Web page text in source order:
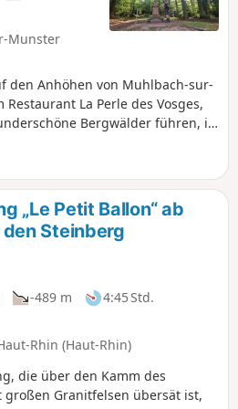
Munster
den Anhöhen von Muhlbach-sur-
La Perle des Vosges,
Bergwälder führen, in
„Le Petit Ballon“ ab
Steinberg
-489 m
4:45 Std.
Rhin (Haut-Rhin)
die über den Kamm des
Granitfelsen übersät ist,